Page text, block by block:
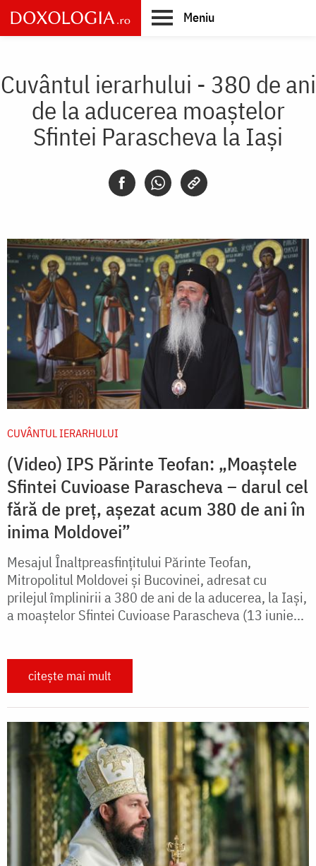
Skip
to
main
Meniu
Cuvântul ierarhului - 380 de ani
de la aducerea moaștelor
Sfintei Parascheva la Iași
CUVÂNTUL IERARHULUI
(Video) IPS Părinte Teofan: „Moaștele
Sfintei Cuvioase Parascheva – darul cel
fără de preț, așezat acum 380 de ani în
inima Moldovei”
Mesajul Înaltpreasfințitului Părinte Teofan,
Mitropolitul Moldovei și Bucovinei, adresat cu
prilejul împlinirii a 380 de ani de la aducerea, la Iaşi,
a moaştelor Sfintei Cuvioase Parascheva (13 iunie...
citește mai mult